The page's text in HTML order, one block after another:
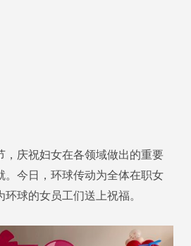
，庆祝妇女在各领域做出的重要
。今日，环球传动为全体在职女
球的女员工们送上祝福。